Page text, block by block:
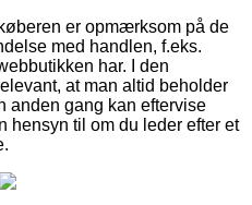
er opmærksom på de
med handlen, f.eks.
har. I den
at man altid beholder
anden gang kan eftervise
hensyn til om du leder efter et